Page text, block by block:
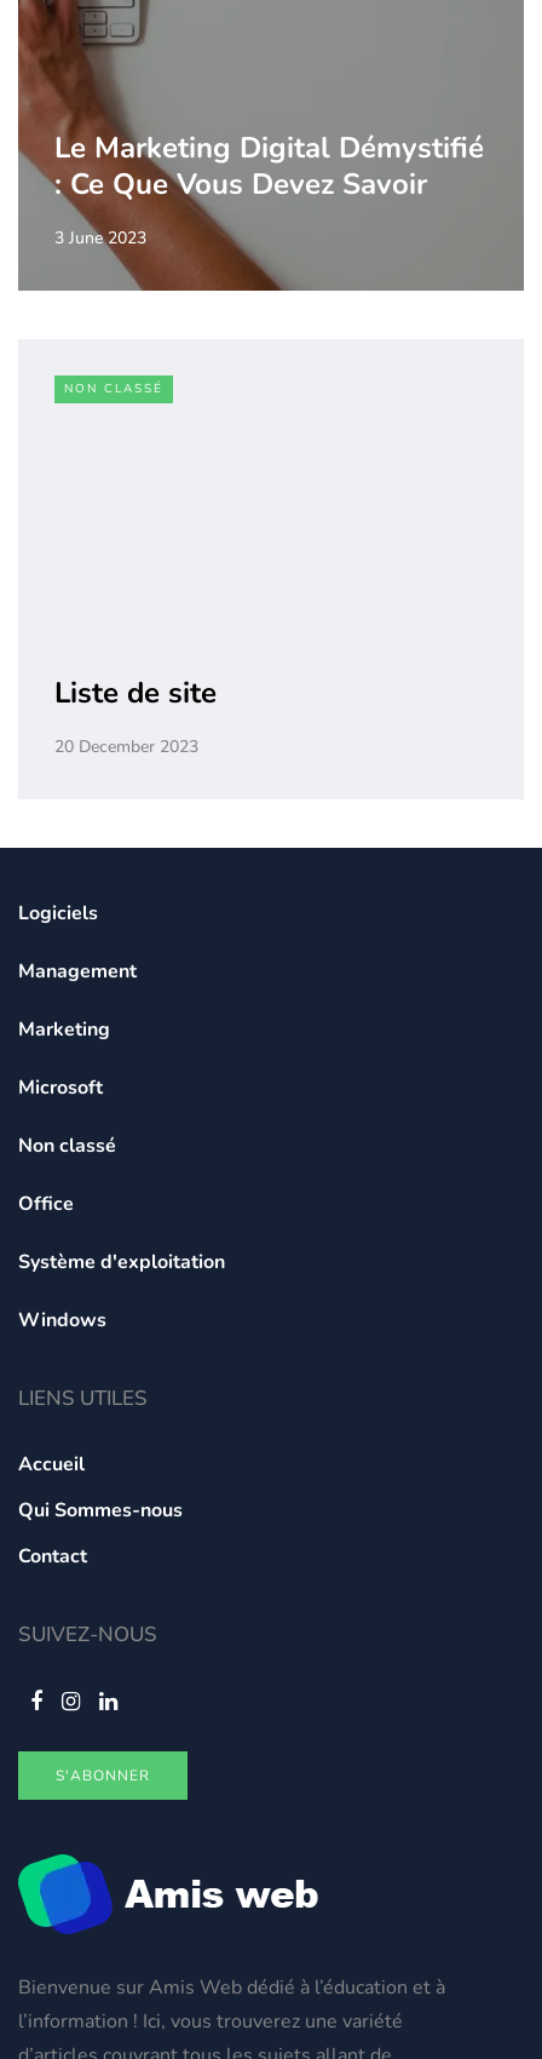
Le Marketing Digital Démystifié
: Ce Que Vous Devez Savoir
3 June 2023
NON CLASSÉ
Liste de site
20 December 2023
Bienvenue sur Amis Web dédié à l’éducation et à
l’information ! Ici, vous trouverez une variété
Logiciels
Management
Marketing
Microsoft
Non classé
Office
Système d'exploitation
Windows
LIENS UTILES
Accueil
Qui Sommes-nous
Contact
SUIVEZ-NOUS
S'ABONNER